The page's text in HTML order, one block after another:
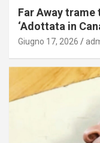
Far Away trame
‘Adottata in
Giugno 17, 2026